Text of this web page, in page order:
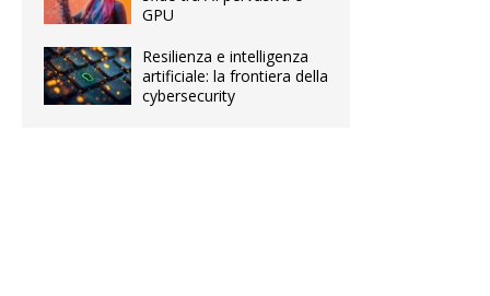
GPU
Resilienza e intelligenza
artificiale: la frontiera della
cybersecurity